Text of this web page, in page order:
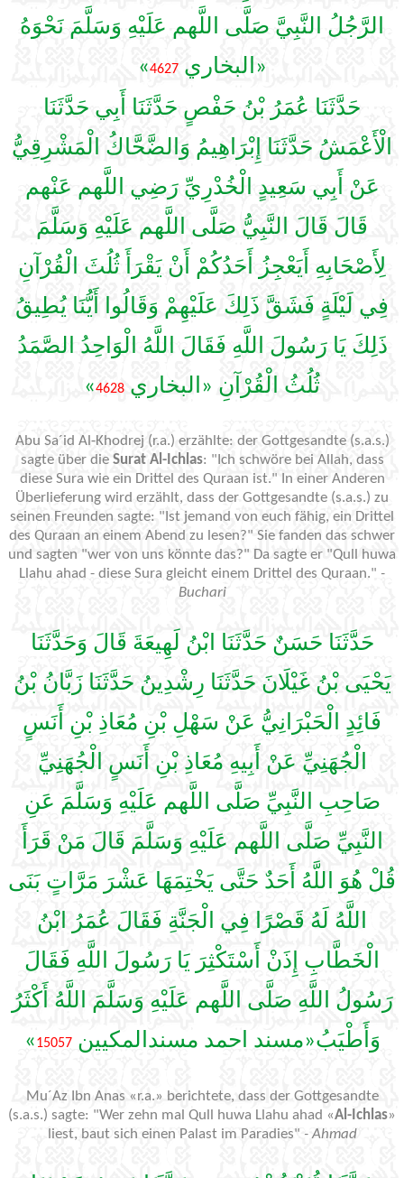
الرَّجُلُ النَّبِيَّ صَلَّى اللَّهم عَلَيْهِ وَسَلَّمَ نَحْوَهُ
«البخاري4627
»
حَدَّثَنَا عُمَرُ بْنُ حَفْصٍ حَدَّثَنَا أَبِي حَدَّثَنَا
الْأَعْمَشُ حَدَّثَنَا إِبْرَاهِيمُ وَالضَّحَّاكُ الْمَشْرِقِيُّ
عَنْ أَبِي سَعِيدٍ الْخُدْرِيِّ رَضِي اللَّهم عَنْهم
قَالَ قَالَ النَّبِيُّ صَلَّى اللَّهم عَلَيْهِ وَسَلَّمَ
لِأَصْحَابِهِ أَيَعْجِزُ أَحَدُكُمْ أَنْ يَقْرَأَ ثُلُثَ الْقُرْآنِ
فِي لَيْلَةٍ فَشَقَّ ذَلِكَ عَلَيْهِمْ وَقَالُوا أَيُّنَا يُطِيقُ
ذَلِكَ يَا رَسُولَ اللَّهِ فَقَالَ اللَّهُ الْوَاحِدُ الصَّمَدُ
ثُلُثُ الْقُرْآنِ «البخاري 4628
»
Abu Sa´id Al-Khodrej (r.a.) erzählte: der Gottgesandte (s.a.s.)
sagte über die Surat Al-Ichlas: "Ich schwöre bei Allah, dass
diese Sura wie ein Drittel des Quraan ist." In einer Anderen
Überlieferung wird erzählt, dass der Gottgesandte (s.a.s.) zu
seinen Freunden sagte: "Ist jemand von euch fähig, ein Drittel
des Quraan an einem Abend zu lesen?" Sie fanden das schwer
und sagten "wer von uns könnte das?" Da sagte er "Qull huwa
Llahu ahad - diese Sura gleicht einem Drittel des Quraan." -
Buchari
حَدَّثَنَا حَسَنٌ حَدَّثَنَا ابْنُ لَهِيعَةَ قَالَ وَحَدَّثَنَا
يَحْيَى بْنُ غَيْلَانَ حَدَّثَنَا رِشْدِينُ حَدَّثَنَا زَبَّانُ بْنُ
فَائِدٍ الْحَبْرَانِيُّ عَنْ سَهْلِ بْنِ مُعَاذِ بْنِ أَنَسٍ
الْجُهَنِيِّ عَنْ أَبِيهِ مُعَاذِ بْنِ أَنَسٍ الْجُهَنِيِّ
صَاحِبِ النَّبِيِّ صَلَّى اللَّهم عَلَيْهِ وَسَلَّمَ عَنِ
النَّبِيِّ صَلَّى اللَّهم عَلَيْهِ وَسَلَّمَ قَالَ مَنْ قَرَأَ
قُلْ هُوَ اللَّهُ أَحَدٌ حَتَّى يَخْتِمَهَا عَشْرَ مَرَّاتٍ بَنَى
اللَّهُ لَهُ قَصْرًا فِي الْجَنَّةِ فَقَالَ عُمَرُ ابْنُ
الْخَطَّابِ إِذَنْ أَسْتَكْثِرَ يَا رَسُولَ اللَّهِ فَقَالَ
رَسُولُ اللَّهِ صَلَّى اللَّهم عَلَيْهِ وَسَلَّمَ اللَّهُ أَكْثَرُ
وَأَطْيَبُ«مسند احمد مسندالمكيين15057
»
Mu´Az Ibn Anas «r.a.» berichtete, dass der Gottgesandte
(s.a.s.) sagte: "Wer zehn mal Qull huwa Llahu ahad «Al-Ichlas»
liest, baut sich einen Palast im Paradies" - Ahmad